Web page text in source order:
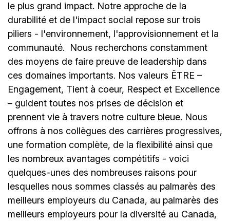
le plus grand impact. Notre approche de la
durabilité et de l'impact social repose sur trois
piliers - l'environnement, l'approvisionnement et la
communauté.
Nous recherchons constamment
des moyens de faire preuve de leadership dans
ces domaines importants. Nos valeurs ÊTRE –
Engagement, Tient à coeur, Respect et Excellence
– guident toutes nos prises de décision et
prennent vie à travers notre culture bleue. Nous
offrons à nos collègues des carrières progressives,
une formation complète, de la flexibilité ainsi que
les nombreux avantages compétitifs - voici
quelques-unes des nombreuses raisons pour
lesquelles nous sommes classés au palmarès des
meilleurs employeurs du Canada, au palmarès des
meilleurs employeurs pour la diversité au Canada,